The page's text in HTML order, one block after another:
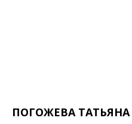
ПОГОЖЕВА ТАТЬЯНА